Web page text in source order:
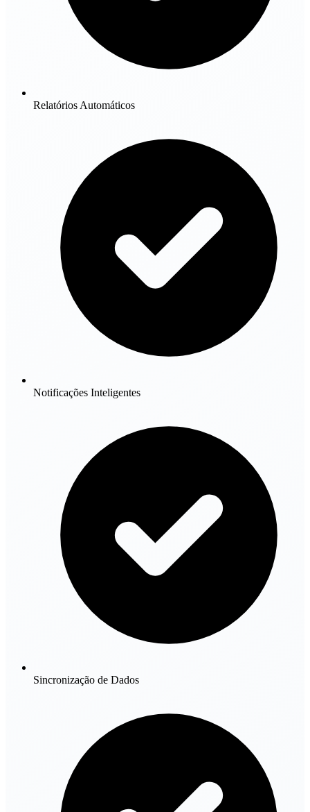
Relatórios Automáticos
Notificações Inteligentes
Sincronização de Dados